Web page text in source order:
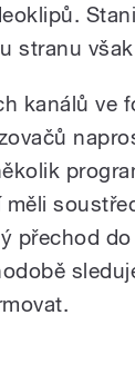
stranu
kanálů ve
přechod